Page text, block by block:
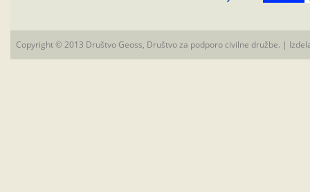
Copyright © 2013 Društvo Geoss, Društvo za podporo civilne družbe. |